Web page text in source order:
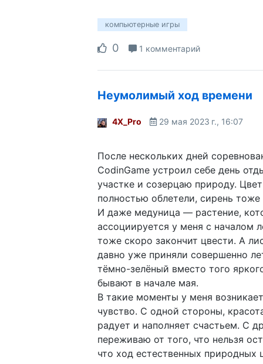
компьютерные игры
0 1 комментарий
Неумолимый ход времени
4X_Pro 29 мая 2023 г., 16:07
После нескольких дней
CodinGame устроил себе день
участке и созерцаю природу.
полностью облетели, сирень тоже
И даже медуница — растение,
ассоциируется у меня с началом
тоже скоро закончит цвести. А
давно уже приняли совершенно
тёмно-зелёный вместо того
бывают в начале мая.
В такие моменты у меня
чувство. С одной стороны,
радует и наполняет счастьем. С
переживаю от того, что нельзя
что ход естественных природных